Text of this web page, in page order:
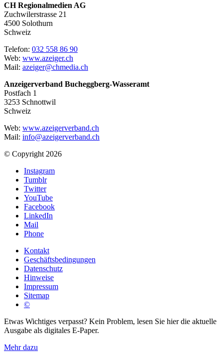
CH Regionalmedien AG
Zuchwilerstrasse 21
4500 Solothurn
Schweiz
Telefon: 032 558 86 90
Web: www.azeiger.ch
Mail: azeiger@chmedia.ch
Anzeigerverband Bucheggberg-Wasseramt
Postfach 1
3253 Schnottwil
Schweiz
Web: www.azeigerverband.ch
Mail: info@azeigerverband.ch
© Copyright 2026
Instagram
Tumblr
Twitter
YouTube
Facebook
LinkedIn
Mail
Phone
Kontakt
Geschäftsbedingungen
Datenschutz
Hinweise
Impressum
Sitemap
©
Etwas Wichtiges verpasst? Kein Problem, lesen Sie hier die aktuelle
Ausgabe als digitales E-Paper.
Mehr dazu